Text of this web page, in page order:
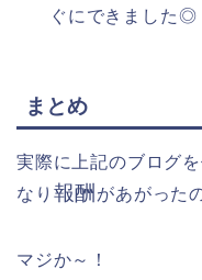
ぐにできました◎
まとめ
実際に上記のブログ
なり 報酬 があがった
マジか～！